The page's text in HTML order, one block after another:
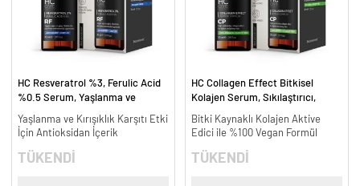
HC Resveratrol %3, Ferulic Acid
%0.5 Serum, Yaşlanma ve
Yaşlanma ve Kırışıklık Karşıtı Etki
İçin Antioksidan İçerik
TÜKENDİ
HC Collagen Effect Bitkisel
Kolajen Serum, Sıkılaştırıcı,
Bitki Kaynaklı Kolajen Aktive
Edici ile %100 Vegan Formül
TÜKENDİ